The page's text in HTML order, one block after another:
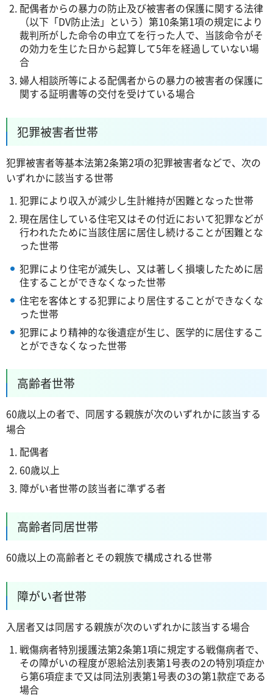
配偶者からの暴力の防止及び被害者の保護に関する法律
（以下「DV防止法」という）第10条第1項の規定により
裁判所がした命令の申立てを行った人で、当該命令がそ
の効力を生じた日から起算して5年を経過していない場
合
婦人相談所等による配偶者からの暴力の被害者の保護に
関する証明書等の交付を受けている場合
犯罪被害者世帯
犯罪被害者等基本法第2条第2項の犯罪被害者などで、次の
いずれかに該当する世帯
犯罪により収入が減少し生計維持が困難となった世帯
現在居住している住宅又はその付近において犯罪などが
行われたために当該住居に居住し続けることが困難とな
った世帯
犯罪により住宅が滅失し、又は著しく損壊したために居
住することができなくなった世帯
住宅を客体とする犯罪により居住することができなくな
った世帯
犯罪により精神的な後遺症が生じ、医学的に居住するこ
とができなくなった世帯
高齢者世帯
60歳以上の者で、同居する親族が次のいずれかに該当する
場合
配偶者
60歳以上
障がい者世帯の該当者に準ずる者
高齢者同居世帯
60歳以上の高齢者とその親族で構成される世帯
障がい者世帯
入居者又は同居する親族が次のいずれかに該当する場合
戦傷病者特別援護法第2条第1項に規定する戦傷病者で、
その障がいの程度が恩給法別表第1号表の2の特別項症か
ら第6項症まで又は同法別表第1号表の3の第1款症である
場合